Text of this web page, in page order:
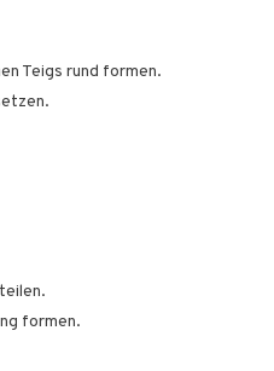
Teigs rund formen.
formen.